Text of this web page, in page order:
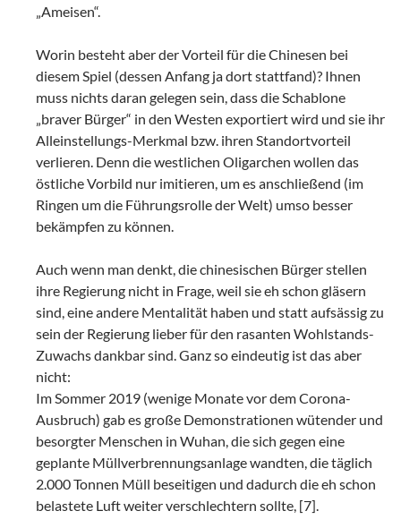
„Ameisen“.
Worin besteht aber der Vorteil für die Chinesen bei
diesem Spiel (dessen Anfang ja dort stattfand)? Ihnen
muss nichts daran gelegen sein, dass die Schablone
„braver Bürger“ in den Westen exportiert wird und sie ihr
Alleinstellungs-Merkmal bzw. ihren Standortvorteil
verlieren. Denn die westlichen Oligarchen wollen das
östliche Vorbild nur imitieren, um es anschließend (im
Ringen um die Führungsrolle der Welt) umso besser
bekämpfen zu können.
Auch wenn man denkt, die chinesischen Bürger stellen
ihre Regierung nicht in Frage, weil sie eh schon gläsern
sind, eine andere Mentalität haben und statt aufsässig zu
sein der Regierung lieber für den rasanten Wohlstands-
Zuwachs dankbar sind. Ganz so eindeutig ist das aber
nicht:
Im Sommer 2019 (wenige Monate vor dem Corona-
Ausbruch) gab es große Demonstrationen wütender und
besorgter Menschen in Wuhan, die sich gegen eine
geplante Müllverbrennungsanlage wandten, die täglich
2.000 Tonnen Müll beseitigen und dadurch die eh schon
belastete Luft weiter verschlechtern sollte, [7].